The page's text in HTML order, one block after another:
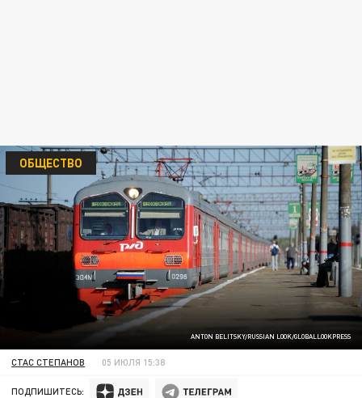
ANTON BELITSKY/RUSSIAN LOOK/GLOBALLOOKPRESS
ОБЩЕСТВО
СТАС СТЕПАНОВ 05 ИЮЛЯ 15:38
ПОДПИШИТЕСЬ: